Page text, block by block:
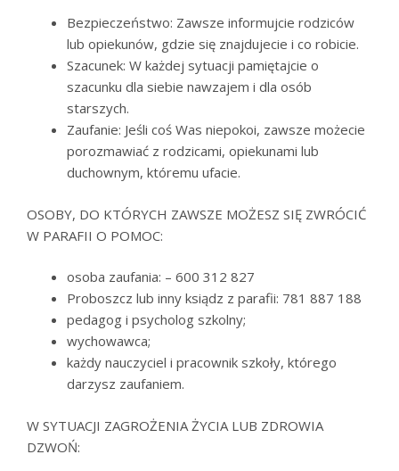
Bezpieczeństwo: Zawsze informujcie rodziców
lub opiekunów, gdzie się znajdujecie i co robicie.
Szacunek: W każdej sytuacji pamiętajcie o
szacunku dla siebie nawzajem i dla osób
starszych.
Zaufanie: Jeśli coś Was niepokoi, zawsze możecie
porozmawiać z rodzicami, opiekunami lub
duchownym, któremu ufacie.
OSOBY, DO KTÓRYCH ZAWSZE MOŻESZ SIĘ ZWRÓCIĆ
W PARAFII O POMOC:
osoba zaufania: – 600 312 827
Proboszcz lub inny ksiądz z parafii: 781 887 188
pedagog i psycholog szkolny;
wychowawca;
każdy nauczyciel i pracownik szkoły, którego
darzysz zaufaniem.
W SYTUACJI ZAGROŻENIA ŻYCIA LUB ZDROWIA
DZWOŃ: